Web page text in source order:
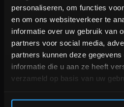
personaliseren, om functies
en om ons websiteverkeer te
informatie over uw gebruik van
partners voor social media,
partners kunnen deze
informatie die u aan ze heeft
verzameld op basis van uw
Schrijf je in voor onze
blijven over onze nieuwe
interessante info. Ontvang 5%
aankoop!